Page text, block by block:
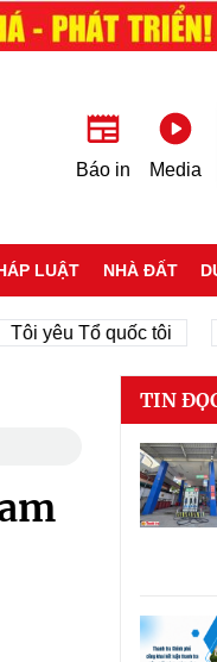
Báo in Media
LUẬT NHÀ ĐẤT
yêu Tổ quốc tôi
TIN